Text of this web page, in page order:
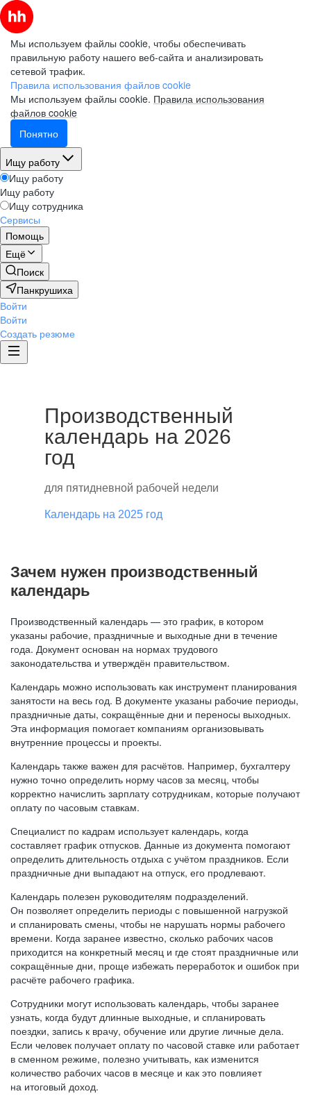
Мы используем файлы cookie, чтобы обеспечивать
правильную работу нашего веб-сайта и анализировать
сетевой трафик.
Правила использования файлов cookie
Мы используем файлы cookie. Правила использования
файлов cookie
Понятно
Ищу работу
Ищу работу
Ищу работу
Ищу сотрудника
Сервисы
Помощь
Ещё
Поиск
Панкрушиха
Войти
Войти
Создать резюме
Производственный
календарь на 2026
год
для пятидневной рабочей недели
Календарь на 2025 год
Зачем нужен производственный
календарь
Производственный календарь — это график, в котором
указаны рабочие, праздничные и выходные дни в течение
года. Документ основан на нормах трудового
законодательства и утверждён правительством.
Календарь можно использовать как инструмент планирования
занятости на весь год. В документе указаны рабочие периоды,
праздничные даты, сокращённые дни и переносы выходных.
Эта информация помогает компаниям организовывать
внутренние процессы и проекты.
Календарь также важен для расчётов. Например, бухгалтеру
нужно точно определить норму часов за месяц, чтобы
корректно начислить зарплату сотрудникам, которые получают
оплату по часовым ставкам.
Специалист по кадрам использует календарь, когда
составляет график отпусков. Данные из документа помогают
определить длительность отдыха с учётом праздников. Если
праздничные дни выпадают на отпуск, его продлевают.
Календарь полезен руководителям подразделений.
Он позволяет определить периоды с повышенной нагрузкой
и спланировать смены, чтобы не нарушать нормы рабочего
времени. Когда заранее известно, сколько рабочих часов
приходится на конкретный месяц и где стоят праздничные или
сокращённые дни, проще избежать переработок и ошибок при
расчёте рабочего графика.
Сотрудники могут использовать календарь, чтобы заранее
узнать, когда будут длинные выходные, и спланировать
поездки, запись к врачу, обучение или другие личные дела.
Если человек получает оплату по часовой ставке или работает
в сменном режиме, полезно учитывать, как изменится
количество рабочих часов в месяце и как это повлияет
на итоговый доход.